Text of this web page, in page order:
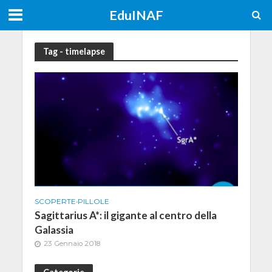
EduINAF
Tag - timelapse
SCOPERTE•PILLOLE
Sagittarius A*: il gigante al centro della
Galassia
23 Gennaio 2018